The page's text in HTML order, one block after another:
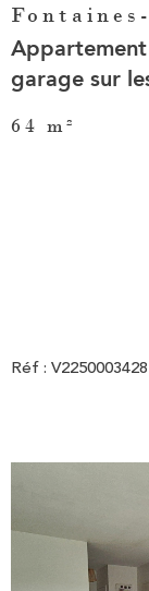
garage sur
64 m²
Réf : V2250003428